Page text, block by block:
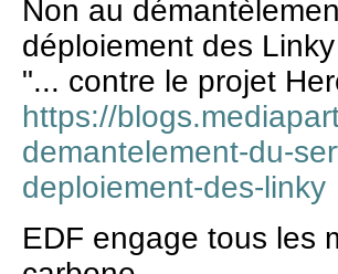
Non au
déploiement des Linky
"... contre le projet
https://
demantelement-du-
deploiement-des-linky
EDF engage tous les